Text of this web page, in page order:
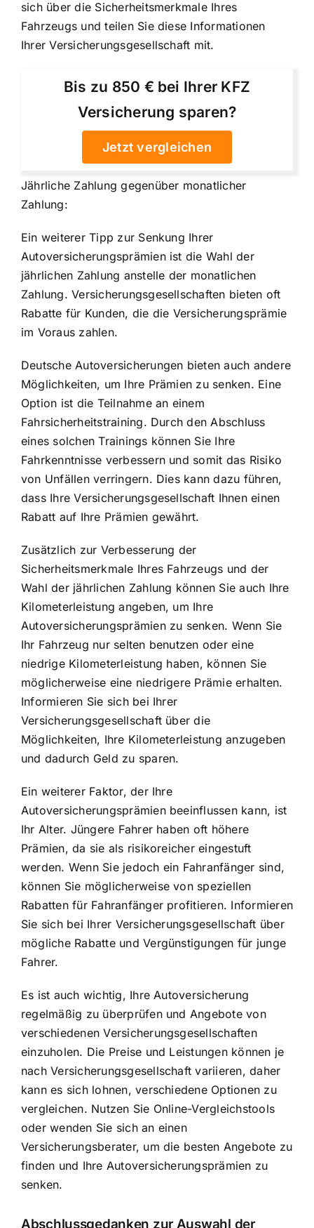
sich über die Sicherheitsmerkmale Ihres
Fahrzeugs und teilen Sie diese Informationen
Ihrer Versicherungsgesellschaft mit.
Bis zu 850 € bei Ihrer KFZ
Versicherung sparen?
Jetzt vergleichen
Jährliche Zahlung gegenüber monatlicher
Zahlung:
Ein weiterer Tipp zur Senkung Ihrer
Autoversicherungsprämien ist die Wahl der
jährlichen Zahlung anstelle der monatlichen
Zahlung. Versicherungsgesellschaften bieten oft
Rabatte für Kunden, die die Versicherungsprämie
im Voraus zahlen.
Deutsche Autoversicherungen bieten auch andere
Möglichkeiten, um Ihre Prämien zu senken. Eine
Option ist die Teilnahme an einem
Fahrsicherheitstraining. Durch den Abschluss
eines solchen Trainings können Sie Ihre
Fahrkenntnisse verbessern und somit das Risiko
von Unfällen verringern. Dies kann dazu führen,
dass Ihre Versicherungsgesellschaft Ihnen einen
Rabatt auf Ihre Prämien gewährt.
Zusätzlich zur Verbesserung der
Sicherheitsmerkmale Ihres Fahrzeugs und der
Wahl der jährlichen Zahlung können Sie auch Ihre
Kilometerleistung angeben, um Ihre
Autoversicherungsprämien zu senken. Wenn Sie
Ihr Fahrzeug nur selten benutzen oder eine
niedrige Kilometerleistung haben, können Sie
möglicherweise eine niedrigere Prämie erhalten.
Informieren Sie sich bei Ihrer
Versicherungsgesellschaft über die
Möglichkeiten, Ihre Kilometerleistung anzugeben
und dadurch Geld zu sparen.
Ein weiterer Faktor, der Ihre
Autoversicherungsprämien beeinflussen kann, ist
Ihr Alter. Jüngere Fahrer haben oft höhere
Prämien, da sie als risikoreicher eingestuft
werden. Wenn Sie jedoch ein Fahranfänger sind,
können Sie möglicherweise von speziellen
Rabatten für Fahranfänger profitieren. Informieren
Sie sich bei Ihrer Versicherungsgesellschaft über
mögliche Rabatte und Vergünstigungen für junge
Fahrer.
Es ist auch wichtig, Ihre Autoversicherung
regelmäßig zu überprüfen und Angebote von
verschiedenen Versicherungsgesellschaften
einzuholen. Die Preise und Leistungen können je
nach Versicherungsgesellschaft variieren, daher
kann es sich lohnen, verschiedene Optionen zu
vergleichen. Nutzen Sie Online-Vergleichstools
oder wenden Sie sich an einen
Versicherungsberater, um die besten Angebote zu
finden und Ihre Autoversicherungsprämien zu
senken.
Abschlussgedanken zur Auswahl der